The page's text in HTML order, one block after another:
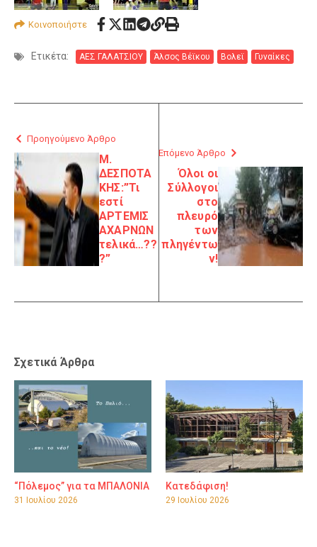
Κοινοποιήστε
Ετικέτα: ΑΕΣ ΓΑΛΑΤΣΙΟΥ Άλσος Βέϊκου Βολεϊ Γυναίκες
Προηγούμενο Άρθρο
Μ.
ΔΕΣΠΟΤΑ
ΚΗΣ:”Τι
εστί
ΑΡΤΕΜΙΣ
ΑΧΑΡΝΩΝ
τελικά…??
?”
Επόμενο Άρθρο
Όλοι οι
Σύλλογοι
στο
πλευρό
των
πληγέντω
ν!
Σχετικά Άρθρα
“Πόλεμος” για τα ΜΠΑΛΟΝΙΑ
31 Ιουλίου 2026
Κατεδάφιση!
29 Ιουλίου 2026